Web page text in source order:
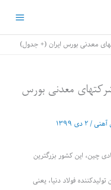
معدنی بورس ایران (+ جدول)
معدنی بورس
آهنی/۲ دی ۱۳۹۹
چین، این کشور بزرگترین
فولاد دنیا، یعنی